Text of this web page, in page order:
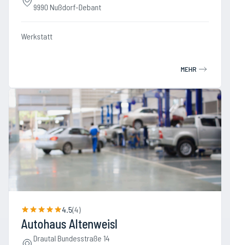
9990 Nußdorf-Debant
Werkstatt
MEHR
4.5(4)
Autohaus Altenweisl
Drautal Bundesstraße 14